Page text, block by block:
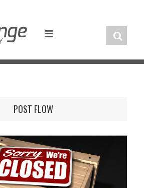
POST FLOW